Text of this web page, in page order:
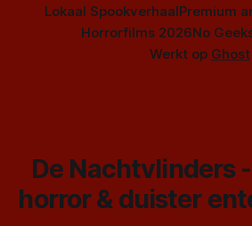
Lokaal SpookverhaalPremium
Horrorfilms 2026No
Werkt op Ghost
De Nachtvlinders
horror & duister